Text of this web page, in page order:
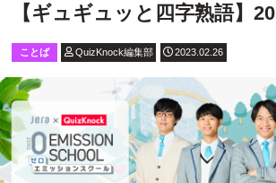
【ギュギュッと四字熟語】20
ことば QuizKnock編集部 2023.02.26